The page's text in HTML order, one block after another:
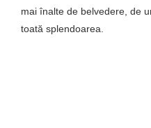
mai înalte de belvedere, de
toată splendoarea.